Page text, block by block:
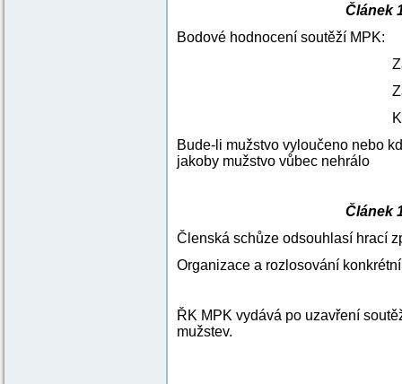
Článek
Bodové hodnocení soutěží
Za remízu
Za prohru
Kontumace 0
Bude-li mužstvo vyloučeno nebo
jakoby mužstvo vůbec nehrálo
Článek
Členská schůze odsouhlasí hrací
Organizace a rozlosování
ŘK MPK vydává po uzavření
mužstev.